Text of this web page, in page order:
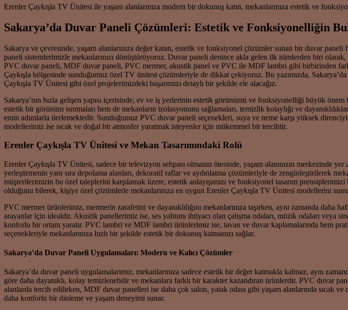
Erenler Çaykışla TV Ünitesi ile yaşam alanlarınıza modern bir dokunuş katın, mekanlarınıza estetik ve
Sakarya’da Duvar Paneli Çözümleri: Estetik ve Fonksiyonelliğin
Sakarya ve çevresinde, yaşam alanlarınıza değer katan, estetik ve fonksiyonel çözümler sunan bir duvar
paneli sistemlerimizle mekanlarınızı dönüştürüyoruz. Duvar paneli denince akla gelen ilk isimlerden biri
PVC duvar paneli, MDF duvar paneli, PVC mermer, akustik panel ve PVC ile MDF lambri gibi birbirinden
Çaykışla bölgesinde sunduğumuz özel TV ünitesi çözümleriyle de dikkat çekiyoruz. Bu yazımızda,
Çaykışla TV Ünitesi gibi özel projelerimizdeki başarımızı detaylı bir şekilde ele alacağız.
Sakarya’nın hızla gelişen yapısı içerisinde, ev ve iş yerlerinin estetik görünümü ve fonksiyonelliği büyük
estetik bir görünüm sunmaları hem de mekanların izolasyonunu sağlamaları, temizlik kolaylığı ve
emin adımlarla ilerlemektedir. Sunduğumuz PVC duvar paneli seçenekleri, suya ve neme karşı yüksek
modellerimiz ise sıcak ve doğal bir atmosfer yaratmak isteyenler için mükemmel bir tercihtir.
Erenler Çaykışla TV Ünitesi ve Mekan Tasarımındaki Rolü
Erenler Çaykışla TV Ünitesi, sadece bir televizyon sehpası olmanın ötesinde, yaşam alanınızın merkezinde
yerleştirmenin yanı sıra depolama alanları, dekoratif raflar ve aydınlatma çözümleriyle de zenginleştirilerek
müşterilerimizin bu özel taleplerini karşılamak üzere, estetik anlayışımızı ve fonksiyonel tasarım
olduğunu bilerek, kişiye özel çözümlerle mekanlarınıza en uygun Erenler Çaykışla TV Ünitesi modellerini
PVC mermer ürünlerimiz, mermerin zarafetini ve dayanıklılığını mekanlarınıza taşırken, aynı zamanda
arayanlar için idealdir. Akustik panellerimiz ise, ses yalıtımı ihtiyacı olan çalışma odaları, müzik odaları veya
konforlu bir ortam yaratır. PVC lambri ve MDF lambri ürünlerimiz ise, tavan ve duvar kaplamalarında hem
seçenekleriyle mekanlarınıza hızlı bir şekilde estetik bir dokunuş katmanızı sağlar.
Sakarya’da Duvar Paneli Uygulamaları: Modern ve Kalıcı Çözümler
Sakarya’da duvar paneli uygulamalarımız, mekanlarınıza sadece estetik bir değer katmakla kalmaz, aynı
göre daha dayanıklı, kolay temizlenebilir ve mekanlara farklı bir karakter kazandıran ürünlerdir. PVC duvar
alanlarda tercih edilirken, MDF duvar panelleri ise daha çok salon, yatak odası gibi yaşam alanlarında sıcak
daha konforlu bir dinleme ve yaşam deneyimi sunar.